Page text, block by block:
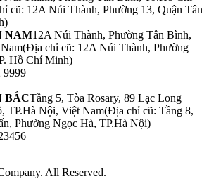
cũ: 12A Núi Thành, Phường 13, Quận Tân
NAM12A Núi Thành, Phường Tân Bình,
(Địa chỉ cũ: 12A Núi Thành, Phường
Hồ Chí Minh)
9999
BẮCTầng 5, Tòa Rosary, 89 Lạc Long
TP.Hà Nội, Việt Nam(Địa chỉ cũ: Tầng 8,
Phường Ngọc Hà, TP.Hà Nội)
All Reserved.